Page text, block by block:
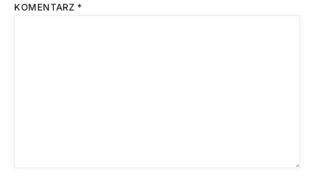
KOMENTARZ *